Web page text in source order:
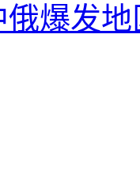
爆发